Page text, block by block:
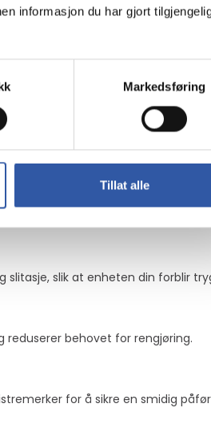
informasjon du har gjort
Markedsføring
Tillat alle
slik at skjermene
og har et nanobelegg som
holdbarhet og effektivitet.
mot potensiell skade, noe som
slitasje, slik at enheten din forblir
reduserer behovet for rengjøring.
for å sikre en smidig